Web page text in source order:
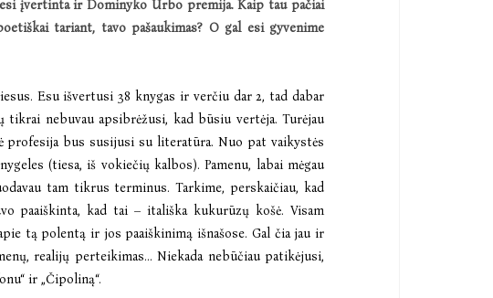
įvertinta ir Dominyko Urbo premija. Kaip tau pačiai
škai tariant, tavo pašaukimas? O gal esi gyvenime
Esu išvertusi 38 knygas ir verčiu dar 2, tad dabar
nebuvau apsibrėžusi, kad būsiu vertėja. Turėjau
profesija bus susijusi su literatūra. Nuo pat vaikystės
(tiesa, iš vokiečių kalbos). Pamenu, labai mėgau
tam tikrus terminus. Tarkime, perskaičiau, kad
paaiškinta, kad tai – itališka kukurūzų košė. Visam
tą polentą ir jos paaiškinimą išnašose. Gal čia jau ir
realijų perteikimas… Niekada nebūčiau patikėjusi,
ir „Čipoliną“.